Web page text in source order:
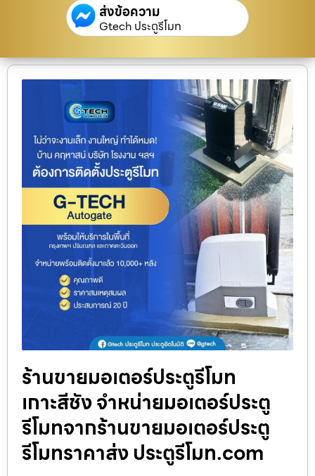
ส่งข้อความ
Gtech ประตูรีโมท
ร้านขายมอเตอร์ประตูรีโมท
เกาะสีชัง จำหน่ายมอเตอร์ประตู
รีโมทจากร้านขายมอเตอร์ประตู
รีโมทราคาส่ง ประตูรีโมท.com